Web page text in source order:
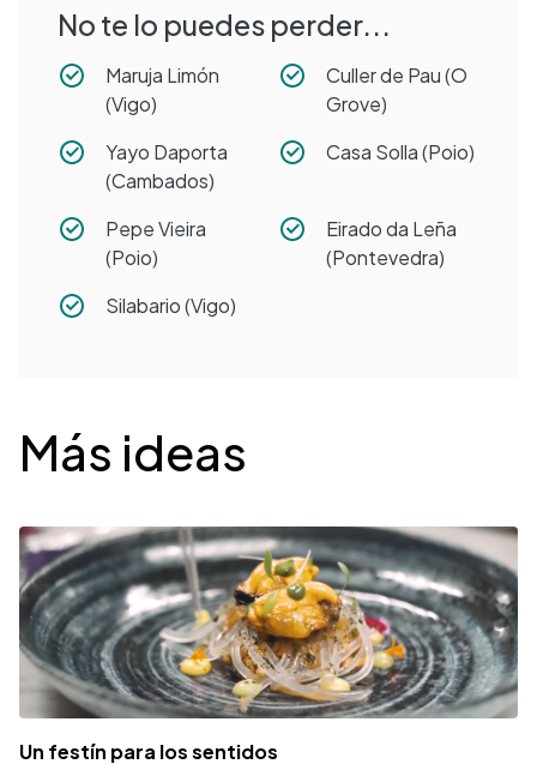
No te lo puedes perder...
Maruja Limón
(Vigo)
Culler de Pau (O
Grove)
Yayo Daporta
(Cambados)
Casa Solla (Poio)
Pepe Vieira
(Poio)
Eirado da Leña
(Pontevedra)
Silabario (Vigo)
Desplegable
Más ideas
Un festín para los sentidos